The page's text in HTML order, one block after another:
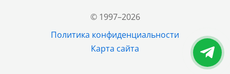
© 1997–2026
Политика конфиденциальности
Карта сайта
+7 (843) 202-37-37